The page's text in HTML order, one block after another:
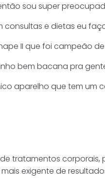
sou super
e dietas eu
II que foi campeão
bem bacana pra
aparelho que tem
corporais, para
exigente de